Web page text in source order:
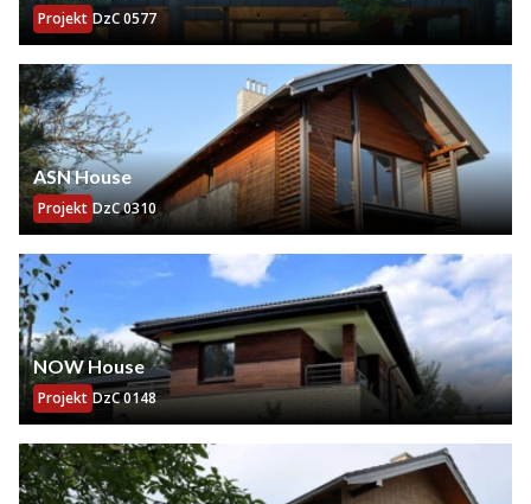
Projekt DzC 0577
ASN House
Projekt DzC 0310
NOW House
Projekt DzC 0148